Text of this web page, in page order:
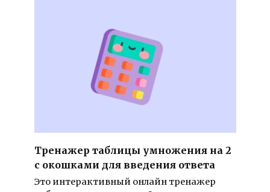
Тренажер таблицы умножения на 2
с окошками для введения ответа
Это интерактивный онлайн тренажер